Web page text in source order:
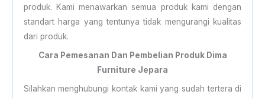
produk. Kami menawarkan semua produk kami dengan
standart harga yang tentunya tidak mengurangi kualitas
dari produk.
Cara Pemesanan Dan Pembelian Produk Dima
Furniture Jepara
Silahkan menghubungi kontak kami yang sudah tertera di